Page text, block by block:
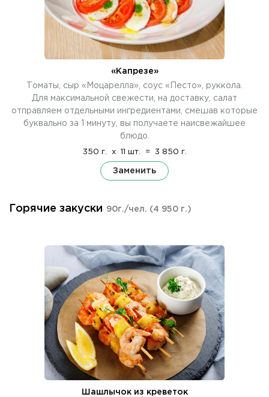
«Капрезе»
Томаты, сыр «Моцарелла», соус «Песто», руккола.
Для максимальной свежести, на доставку, салат
отправляем отдельными ингредиентами, смешав которые
буквально за 1 минуту, вы получаете наисвежайшее
блюдо.
350 г. x 11 шт. = 3 850 г.
Заменить
Горячие закуски 90г./чел. (4 950 г.)
Шашлычок из креветок